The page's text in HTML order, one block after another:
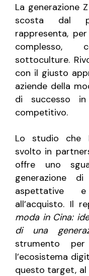
La generazione
scosta dal
rappresenta,
complesso,
sottoculture.
con il giusto
aziende della
di successo
competitivo.
Lo studio che
svolto in
offre uno
generazione
aspettative
all’acquisto. Il
moda in Cina:
di una
strumento
l’ecosistema
questo target, al